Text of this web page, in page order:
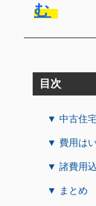
む
目次
▼ 中古住
▼ 費用は
▼ 諸費用
▼ まとめ